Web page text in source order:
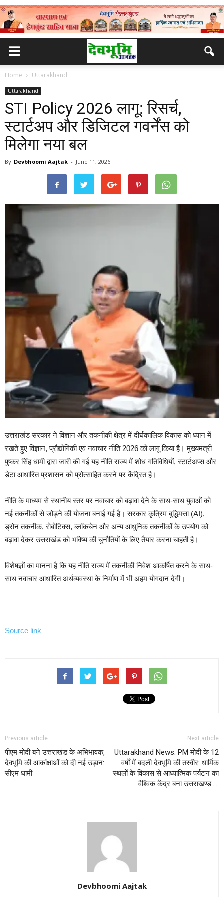
Home Uttarakhand
Uttarakhand
STI Policy 2026 लागू: रिसर्च,
स्टार्टअप और डिजिटल गवर्नेंस को
मिलेगा नया बल
By Devbhoomi Aajtak - June 11, 2026
उत्तराखंड सरकार ने विज्ञान और तकनीकी क्षेत्र में दीर्घकालिक विकास को ध्यान में
रखते हुए विज्ञान, प्रौद्योगिकी एवं नवाचार नीति 2026 को लागू किया है। मुख्यमंत्री
पुष्कर सिंह धामी द्वारा जारी की गई यह नीति राज्य में शोध गतिविधियों, स्टार्टअप्स और
डेटा आधारित प्रशासन को प्रोत्साहित करने पर केंद्रित है।
नीति के माध्यम से स्थानीय स्तर पर नवाचार को बढ़ावा देने के साथ-साथ युवाओं को
नई तकनीकों से जोड़ने की योजना बनाई गई है। सरकार कृत्रिम बुद्धिमत्ता (AI),
ड्रोन तकनीक, रोबोटिक्स, ब्लॉकचेन और अन्य आधुनिक तकनीकों के उपयोग को
बढ़ावा देकर उत्तराखंड को भविष्य की चुनौतियों के लिए तैयार करना चाहती है।
विशेषज्ञों का मानना है कि यह नीति राज्य में तकनीकी निवेश आकर्षित करने के साथ-
साथ नवाचार आधारित अर्थव्यवस्था के निर्माण में भी अहम योगदान देगी।
Source link
Previous article
पीएम मोदी बने उत्तराखंड के अभिभावक,
देवभूमि की आकांक्षाओं को दी नई उड़ान:
सीएम धामी
Next article
Uttarakhand News: PM मोदी के 12
वर्षों में बदली देवभूमि की तस्वीर: धार्मिक
स्थलों के विकास से आध्यात्मिक पर्यटन का
वैश्विक केंद्र बना उत्तराखण्ड…..
Devbhoomi Aajtak